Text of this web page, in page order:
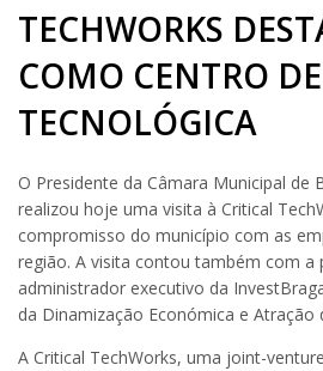
TECHWORKS
COMO CENTRO
TECNOLÓGICA
O Presidente da Câmara Municipal de
realizou hoje uma visita à Critical
compromisso do município com as
região. A visita contou também com a
administrador executivo da
da Dinamização Económica e Atração
A Critical TechWorks, uma joint-